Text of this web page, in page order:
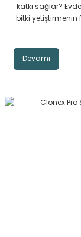
katkı sağlar?
bitki yetiştirmenin
Devamı